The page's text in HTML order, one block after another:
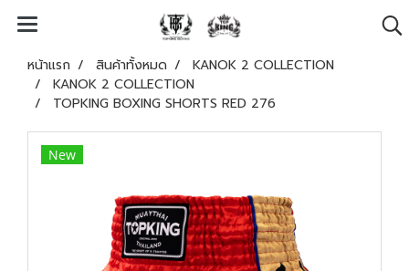
หน้าแรก สินค้าทั้งหมด
KANOK 2 COLLECTION
KANOK 2 COLLECTION
TOPKING BOXING SHORTS RED 276
New